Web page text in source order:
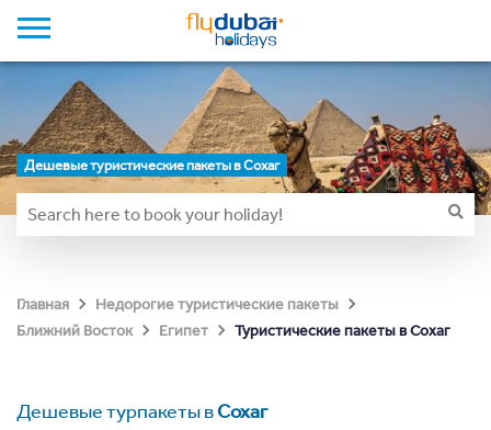
Дешевые туристические пакеты в Сохаг
Главная
Недорогие туристические пакеты
Ближний Восток
Египет Туристические пакеты в Сохаг
Дешевые турпакеты вСохаг